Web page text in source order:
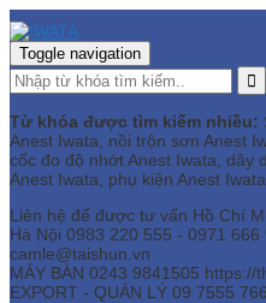
Toggle navigation
Từ khóa được tìm kiếm nhiều:
Anest Iwata, nồi trộn sơn Anest
cốc đo độ nhớt Anest Iwata, dây
Anest Iwata, phụ kiện Anest
Liên hệ để được tư vấn Hồ Chí
Hà Nội 0983 220 555 - 0971 666
camle@taishun.vn
MÁY BÀN 0243 9841505 https://
EXPORT - QUẢN LÝ 09 7555